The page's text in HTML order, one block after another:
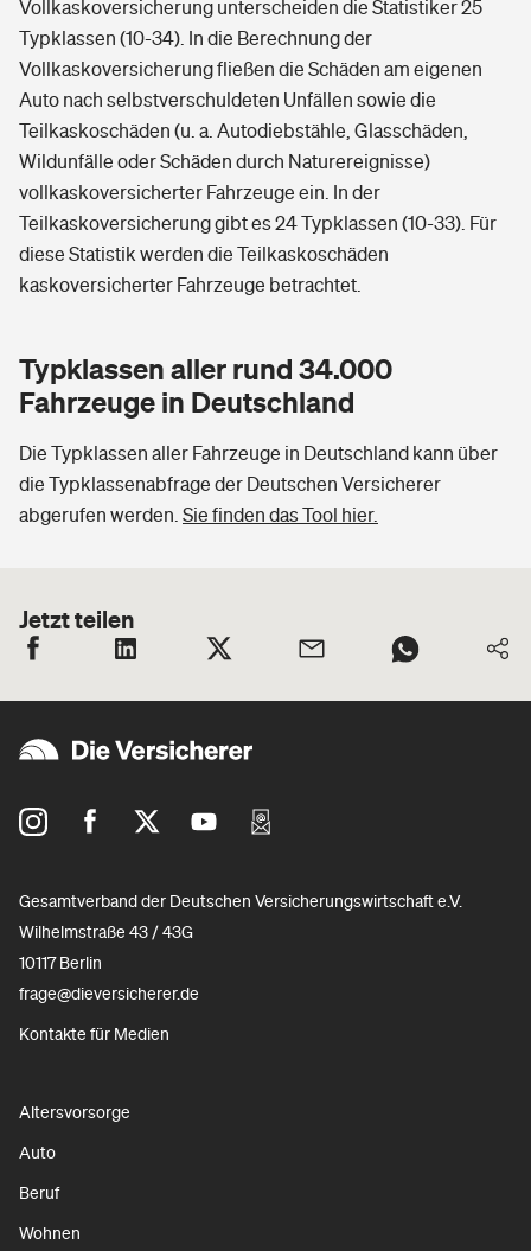
Vollkaskoversicherung unterscheiden die Statistiker 25
Typklassen (10-34). In die Berechnung der
Vollkaskoversicherung fließen die Schäden am eigenen
Auto nach selbstverschuldeten Unfällen sowie die
Teilkaskoschäden (u. a. Autodiebstähle, Glasschäden,
Wildunfälle oder Schäden durch Naturereignisse)
vollkaskoversicherter Fahrzeuge ein. In der
Teilkaskoversicherung gibt es 24 Typklassen (10-33). Für
diese Statistik werden die Teilkaskoschäden
kaskoversicherter Fahrzeuge betrachtet.
Typklassen aller rund 34.000
Fahrzeuge in Deutschland
Die Typklassen aller Fahrzeuge in Deutschland kann über
die Typklassenabfrage der Deutschen Versicherer
abgerufen werden. Sie finden das Tool hier.
Jetzt teilen
Gesamtverband der Deutschen Versicherungswirtschaft e.V.
Wilhelmstraße 43 / 43G
10117 Berlin
frage@dieversicherer.de
Kontakte für Medien
Altersvorsorge
Auto
Beruf
Wohnen